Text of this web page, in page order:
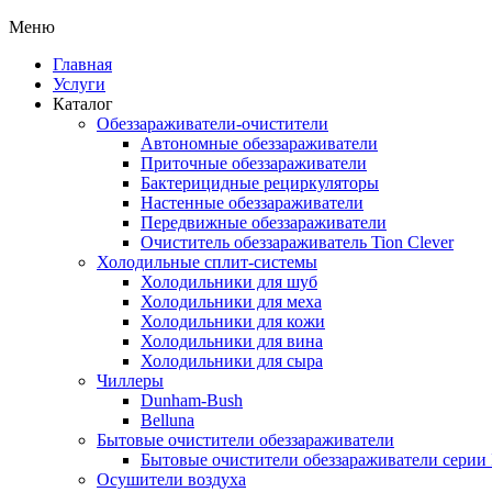
Меню
Главная
Услуги
Каталог
Обеззараживатели-очистители
Автономные обеззараживатели
Приточные обеззараживатели
Бактерицидные рециркуляторы
Настенные обеззараживатели
Передвижные обеззараживатели
Очиститель обеззараживатель Tion Clever
Холодильные сплит-системы
Холодильники для шуб
Холодильники для меха
Холодильники для кожи
Холодильники для вина
Холодильники для сыра
Чиллеры
Dunham-Bush
Belluna
Бытовые очистители обеззараживатели
Бытовые очистители обеззараживатели серии
Осушители воздуха